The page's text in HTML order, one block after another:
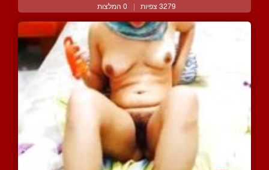
3279 צפיות | 0 המלצות